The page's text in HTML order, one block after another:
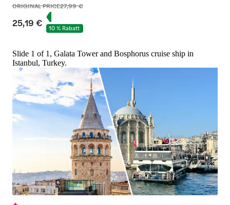
ORIGINAL PRICE27,99 €
25,19 € 10 % Rabatt
Slide 1 of 1, Galata Tower and Bosphorus cruise ship in
Istanbul, Turkey.